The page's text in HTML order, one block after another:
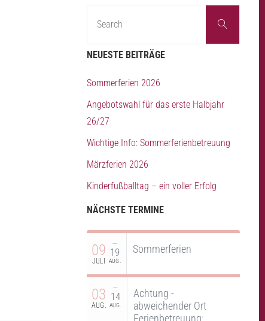
Search
NEUESTE BEITRÄGE
Sommerferien 2026
Angebotswahl für das erste Halbjahr
26/27
Wichtige Info: Sommerferienbetreuung
Märzferien 2026
Kinderfußballtag – ein voller Erfolg
NÄCHSTE TERMINE
09
JULI
–
19
AUG.
Sommerferien
03
AUG.
–
14
AUG.
Achtung -
abweichender Ort
Ferienbetreuung: